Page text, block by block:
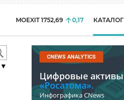
MOEXIT 1752,69 0,17 КАТАЛОГ
▼
CNEWS ANALYTICS
Цифровые активы
«Росатома».
Инфографика CNews